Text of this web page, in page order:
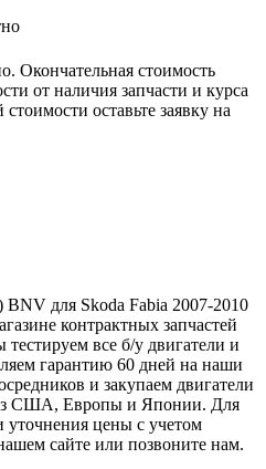
Окончательная стоимость
от наличия запчасти и курса
оставьте заявку на
для Skoda Fabia 2007-2010
контрактных запчастей
все б/у двигатели и
гарантию 60 дней на наши
и закупаем двигатели
США, Европы и Японии. Для
уточнения цены с учетом
сайте или позвоните нам.